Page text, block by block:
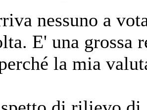
nessuno a
E' una grossa
la mia